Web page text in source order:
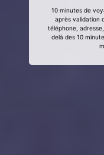
10 minutes de
après validation
téléphone,
delà des 10